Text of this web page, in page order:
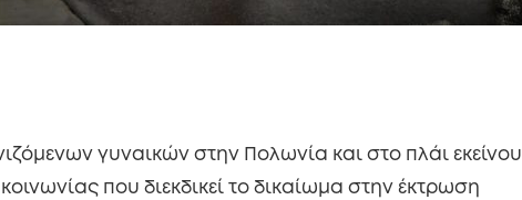
γυναικών στην Πολωνία και στο πλάι εκείνου
που διεκδικεί το δικαίωμα στην έκτρωση